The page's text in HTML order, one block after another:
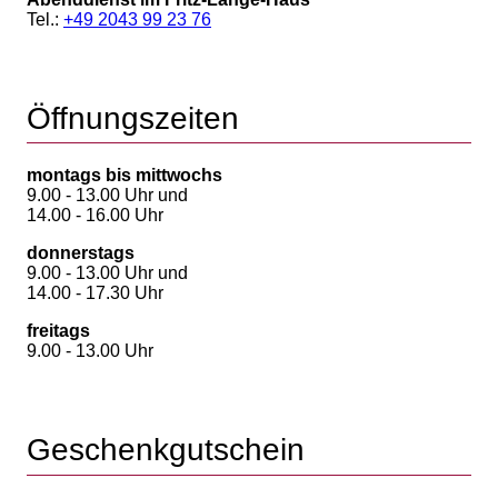
Tel.: +49 2043 99 23 76
Öffnungszeiten
montags bis mittwochs
9.00 - 13.00 Uhr und
14.00 - 16.00 Uhr
donnerstags
9.00 - 13.00 Uhr und
14.00 - 17.30 Uhr
freitags
9.00 - 13.00 Uhr
Geschenkgutschein